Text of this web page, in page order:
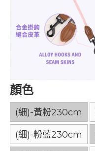
顏色
(細)-黃粉230cm
(細)-粉藍230cm